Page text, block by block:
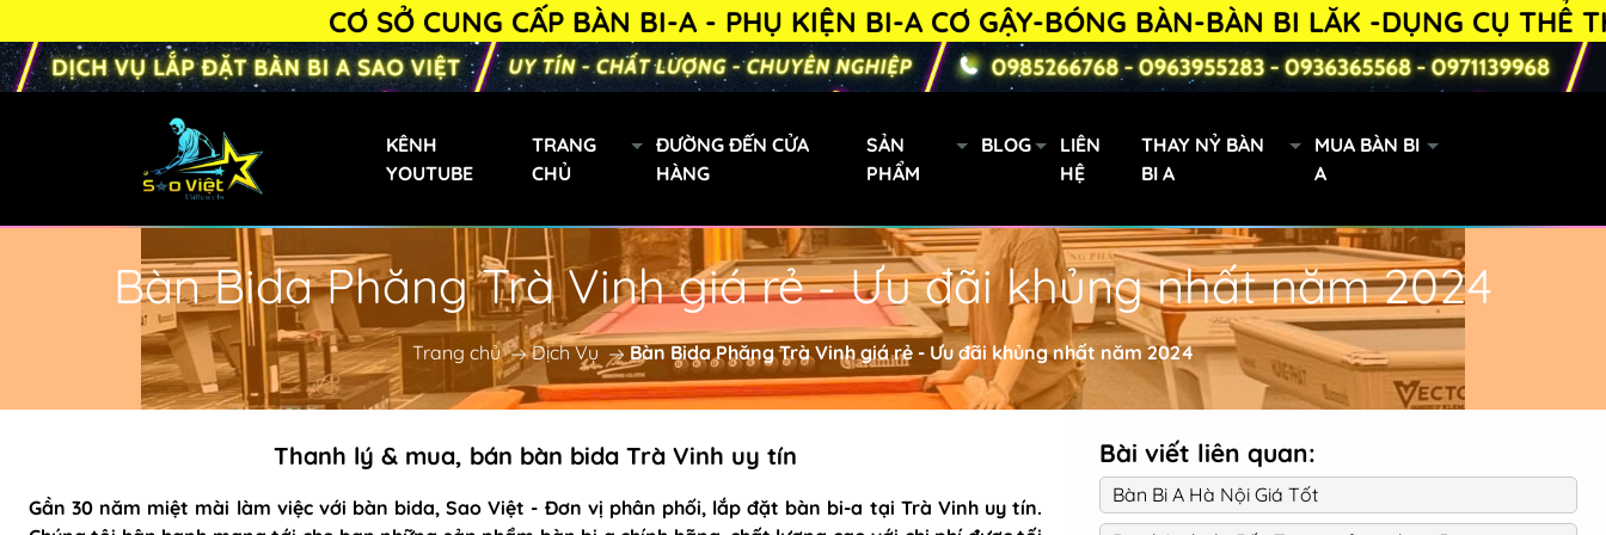
CƠ SỞ CUNG CẤP BÀN BI-A - PHỤ KIỆN BI-A CƠ GẬY-BÓNG BÀN-BÀN BI LĂK -DỤNG CỤ THỂ
KÊNH
YOUTUBE
TRANG
CHỦ
ĐƯỜNG ĐẾN CỬA
HÀNG
SẢN
PHẨM
Bàn Bi-a Phăng
Bàn Bida Phăng Mini
Bàn Bi-a Gia Đình
Bàn Bi-a Trẻ Em
Bàn Bi-a Liên Doanh
Gậy bi a xách tay
Cơ Bida Predator
Gậy Fury
Bàn Bi-a 9019 lướt
BLOG
LIÊN
HỆ
THAY NỶ BÀN
BI A
MUA BÀN BI
A
Bàn Bida Phăng Trà Vinh giá rẻ - Ưu đãi khủng nhất năm 2024
Trang chủ Dịch Vụ Bàn Bida Phăng Trà Vinh giá rẻ - Ưu đãi khủng nhất năm 2024
Thanh lý & mua, bán bàn bida Trà Vinh uy tín
Gần 30 năm miệt mài làm việc với bàn bida, Sao Việt - Đơn vị phân phối, lắp đặt bàn bi-a tại Trà Vinh uy tín.
Bài viết liên quan:
Bàn Bi A Hà Nội Giá Tốt